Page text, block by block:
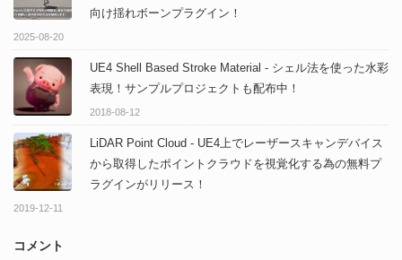
向け揺れボーンプラグイン！
2025-08-20
UE4 Shell Based Stroke Material - シェル法を使った水彩
表現！サンプルプロジェクトも配布中！
2018-08-12
LiDAR Point Cloud - UE4上でレーザースキャンデバイス
から取得したポイントクラウドを視覚化する為の無料プ
ラグインがリリース！
2019-12-11
コメント